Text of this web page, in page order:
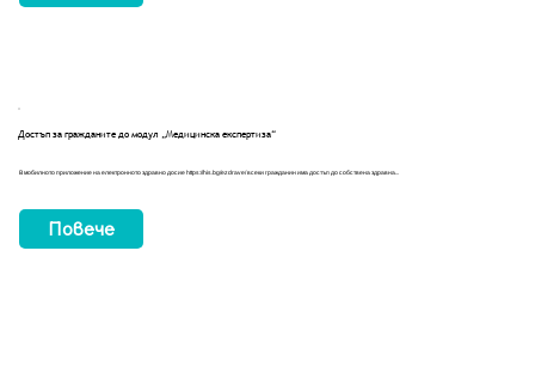
Повече
В мобилното приложение на електронното здравно досие https://his.bg/ezdrave/всеки гражданин има достъп до собствена здравна...
Достъп за гражданите до модул „Медицинска експертиза“